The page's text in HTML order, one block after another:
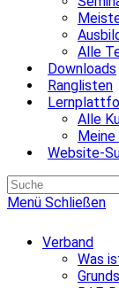
Alle
Downloads
Ranglisten
Alle
Meine
Website-
Menü Schließen
Verband
Was